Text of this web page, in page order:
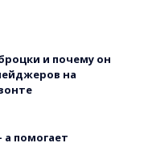
и почему он
на
помогает